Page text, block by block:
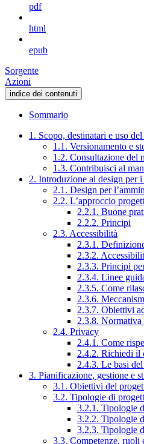
pdf
html
epub
Sorgente
Azioni
indice dei contenuti
Sommario
1. Scopo, destinatari e uso
1.1. Versionamento e
1.2. Consultazione del
1.3. Contribuisci al
2. Introduzione al design per
2.1. Design per
2.2. L’approccio
2.2.1. Buone
2.2.2. Principi
2.3. Accessibilità
2.3.1.
2.3.2.
2.3.3. Principi
2.3.4. Linee
2.3.5. Come
2.3.6.
2.3.7. Obiettivi
2.3.8.
2.4. Privacy
2.4.1. Come
2.4.2. Richiedi il
2.4.3. Le basi
3. Pianificazione, gestione e
3.1. Obiettivi del
3.2. Tipologie di
3.2.1. Tipologie
3.2.2. Tipologie
3.2.3. Tipologie
3.3. Competenze, ruoli